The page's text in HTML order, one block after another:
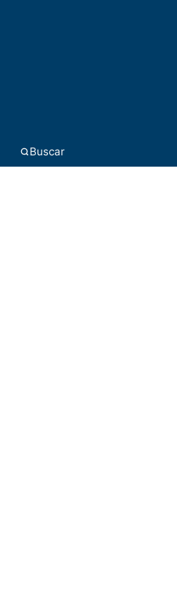
Buscar